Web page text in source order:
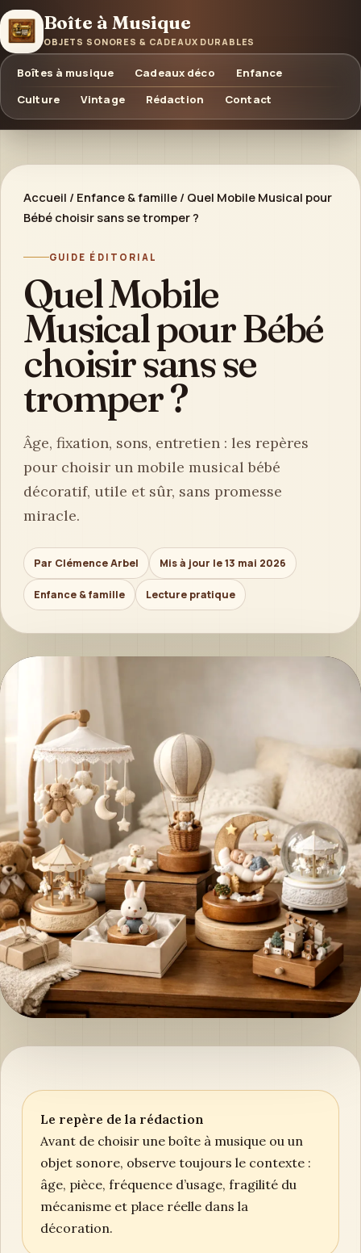
Boîte à Musique
OBJETS SONORES & CADEAUX DURABLES
Boîtes à musique Cadeaux déco
Enfance
Culture
Vintage Rédaction Contact
Accueil / Enfance & famille / Quel Mobile Musical pour
Bébé choisir sans se tromper ?
GUIDE ÉDITORIAL
Quel Mobile
Musical pour Bébé
choisir sans se
tromper ?
Âge, fixation, sons, entretien : les repères
pour choisir un mobile musical bébé
décoratif, utile et sûr, sans promesse
miracle.
Par Clémence Arbel Mis à jour le 13 mai 2026
Enfance & famille Lecture pratique
Le repère de la rédaction
Avant de choisir une boîte à musique ou un
objet sonore, observe toujours le contexte :
âge, pièce, fréquence d’usage, fragilité du
mécanisme et place réelle dans la
décoration.